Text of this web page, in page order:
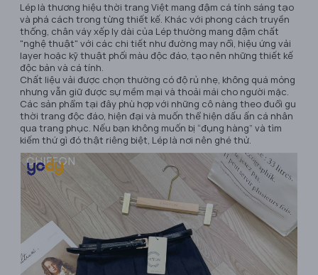
Lép là thương hiệu thời trang Việt mang đậm cá tính sáng tạo
và phá cách trong từng thiết kế. Khác với phong cách truyền
thống, chân váy xếp ly dài của Lép thường mang đậm chất
"nghệ thuật" với các chi tiết như đường may nổi, hiệu ứng vải
layer hoặc kỹ thuật phối màu độc đáo, tạo nên những thiết kế
độc bản và cá tính.
Chất liệu vải được chọn thường có độ rủ nhẹ, không quá mỏng
nhưng vẫn giữ được sự mềm mại và thoải mái cho người mặc.
Các sản phẩm tại đây phù hợp với những cô nàng theo đuổi gu
thời trang độc đáo, hiện đại và muốn thể hiện dấu ấn cá nhân
qua trang phục. Nếu bạn không muốn bị “đụng hàng” và tìm
kiếm thứ gì đó thật riêng biệt, Lép là nơi nên ghé thử.